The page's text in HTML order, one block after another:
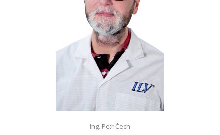
Ing. Petr Čech